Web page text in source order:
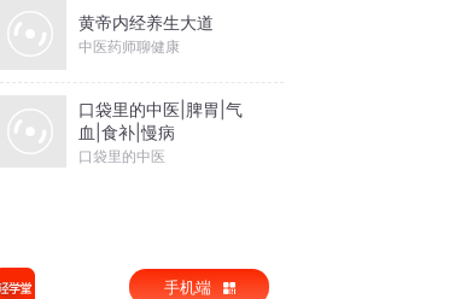
黄帝内经养生大道
中医药师聊健康
口袋里的中医|脾胃|气
血|食补|慢病
口袋里的中医
手机端